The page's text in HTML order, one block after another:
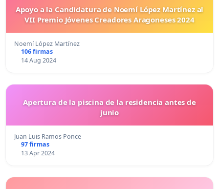
Apoyo a la Candidatura de Noemí López Martínez al
VII Premio Jóvenes Creadores Aragoneses 2024
Noemí López Martínez
106 firmas
14 Aug 2024
Apertura de la piscina de la residencia antes de
junio
Juan Luis Ramos Ponce
97 firmas
13 Apr 2024